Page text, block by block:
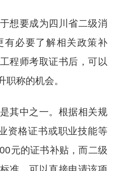
想要成为四川省二级消
有必要了解相关政策补
程师考取证书后，可以
职称的机会。
其中之一。根据相关规
资格证书或职业技能等
元的证书补贴，而二级